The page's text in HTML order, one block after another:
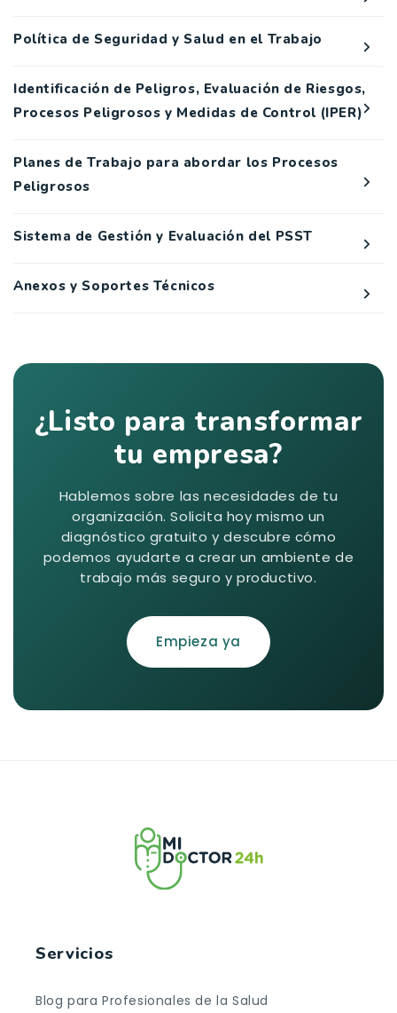
Política de Seguridad y Salud en el Trabajo
Identificación de Peligros, Evaluación de Riesgos,
Procesos Peligrosos y Medidas de Control (IPER)
Planes de Trabajo para abordar los Procesos
Peligrosos
Sistema de Gestión y Evaluación del PSST
Anexos y Soportes Técnicos
¿Listo para transformar
tu empresa?
Hablemos sobre las necesidades de tu
organización. Solicita hoy mismo un
diagnóstico gratuito y descubre cómo
podemos ayudarte a crear un ambiente de
trabajo más seguro y productivo.
Empieza ya
Servicios
Blog para Profesionales de la Salud